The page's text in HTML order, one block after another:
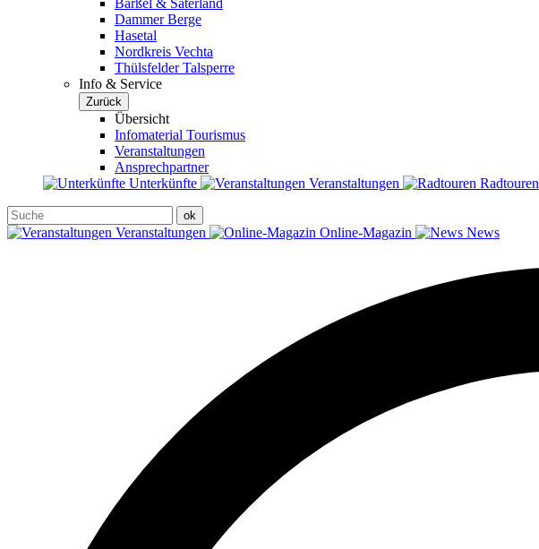
Barßel & Saterland
Dammer Berge
Hasetal
Nordkreis Vechta
Thülsfelder Talsperre
Info & Service
Zurück
Übersicht
Infomaterial Tourismus
Veranstaltungen
Ansprechpartner
Unterkünfte
Veranstaltungen Radtouren
Veranstaltungen Online-Magazin News